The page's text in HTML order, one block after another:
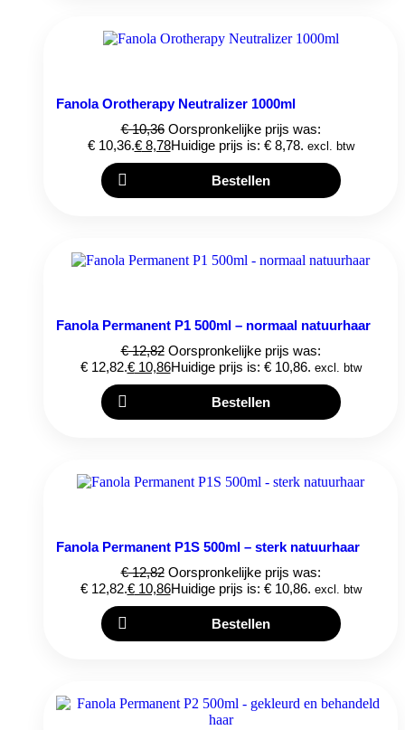
Fanola Orotherapy Neutralizer 1000ml
€10,36 Oorspronkelijke prijs was:
€ 10,36.€8,78Huidige prijs is: € 8,78. excl. btw
Bestellen
Fanola Permanent P1 500ml – normaal natuurhaar
€12,82 Oorspronkelijke prijs was:
€ 12,82.€10,86Huidige prijs is: € 10,86. excl. btw
Bestellen
Fanola Permanent P1S 500ml – sterk natuurhaar
€12,82 Oorspronkelijke prijs was:
€ 12,82.€10,86Huidige prijs is: € 10,86. excl. btw
Bestellen